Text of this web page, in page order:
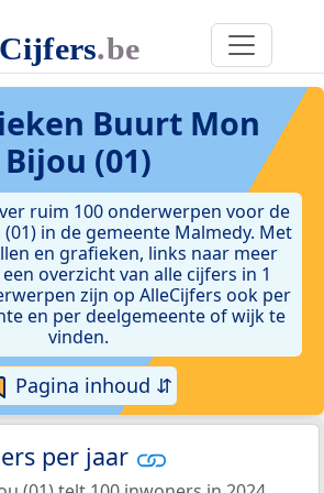
Buurt Mon
Bijou (01)
ruim 100 onderwerpen voor de
in de gemeente Malmedy. Met
en grafieken, links naar meer
overzicht van alle cijfers in 1
zijn op AlleCijfers ook per
en per deelgemeente of wijk te
vinden.
Pagina inhoud ⇵
per jaar